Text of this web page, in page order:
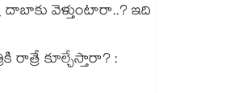
వెళ్తుంటారా..? ఇది
రాత్రే కూల్చేస్తారా? :